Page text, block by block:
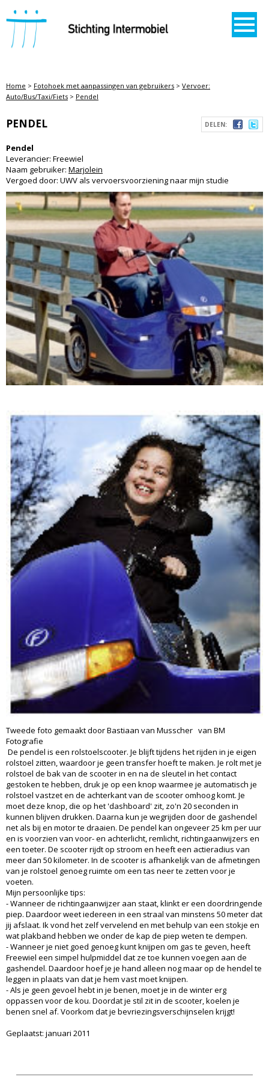
STICHTING INTERMOBIEL
Home > Fotohoek met aanpassingen van gebruikers > Vervoer:
Auto/Bus/Taxi/Fiets > Pendel
DELEN:
PENDEL
Pendel
Leverancier: Freewiel
Naam gebruiker: Marjolein
Vergoed door: UWV als vervoersvoorziening naar mijn studie
Tweede foto gemaakt door Bastiaan van Musscher van BM
Fotografie
De pendel is een rolstoelscooter. Je blijft tijdens het rijden in je eigen
rolstoel zitten, waardoor je geen transfer hoeft te maken. Je rolt met je
rolstoel de bak van de scooter in en na de sleutel in het contact
gestoken te hebben, druk je op een knop waarmee je automatisch je
rolstoel vastzet en de achterkant van de scooter omhoog komt. Je
moet deze knop, die op het 'dashboard' zit, zo'n 20 seconden in
kunnen blijven drukken. Daarna kun je wegrijden door de gashendel
net als bij en motor te draaien. De pendel kan ongeveer 25 km per uur
en is voorzien van voor- en achterlicht, remlicht, richtingaanwijzers en
een toeter. De scooter rijdt op stroom en heeft een actieradius van
meer dan 50 kilometer. In de scooter is afhankelijk van de afmetingen
van je rolstoel genoeg ruimte om een tas neer te zetten voor je
voeten.
Mijn persoonlijke tips:
- Wanneer de richtingaanwijzer aan staat, klinkt er een doordringende
piep. Daardoor weet iedereen in een straal van minstens 50 meter dat
jij afslaat. Ik vond het zelf vervelend en met behulp van een stokje en
wat plakband hebben we onder de kap de piep weten te dempen.
- Wanneer je niet goed genoeg kunt knijpen om gas te geven, heeft
Freewiel een simpel hulpmiddel dat ze toe kunnen voegen aan de
gashendel. Daardoor hoef je je hand alleen nog maar op de hendel te
leggen in plaats van dat je hem vast moet knijpen.
- Als je geen gevoel hebt in je benen, moet je in de winter erg
oppassen voor de kou. Doordat je stil zit in de scooter, koelen je
benen snel af. Voorkom dat je bevriezingsverschijnselen krijgt!
Geplaatst: januari 2011